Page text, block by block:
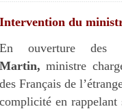
Intervention du
En ouverture des
Martin, ministre
des Français de
complicité en rappelant